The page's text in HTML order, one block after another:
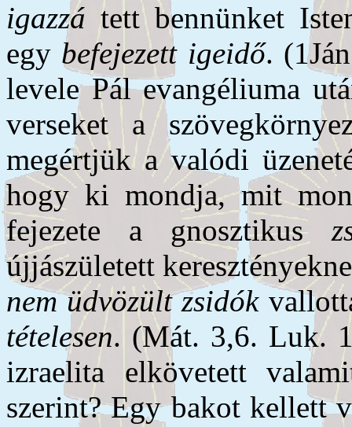
igazzá tett bennünket
egy befejezett igeidő.
levele Pál evangéliuma
verseket a
megértjük a valódi
hogy ki mondja, mit
fejezete a gnosztikus
újjászületett
nem üdvözült zsidók
tételesen. (Mát. 3,6. Luk.
izra­elita el­követett
szerint? Egy bakot kellett